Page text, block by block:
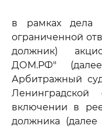
в рамках дела
ограниченной
должник)
ДОМ.РФ"
Арбитражный
включении в
должника